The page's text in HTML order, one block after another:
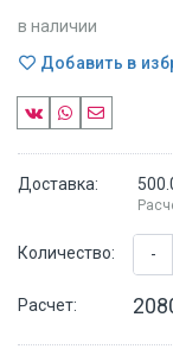
в наличии
Добавить в
Доставка:
Количество: -
Расчет: